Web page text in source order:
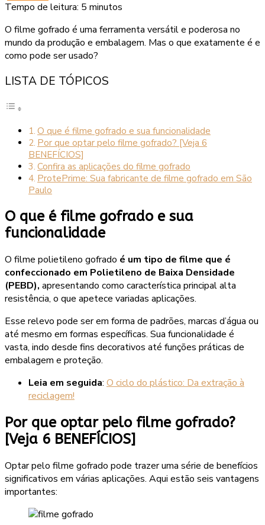
Tempo de leitura: 5 minutos
O filme gofrado é uma ferramenta versátil e poderosa no
mundo da produção e embalagem. Mas o que exatamente é e
como pode ser usado?
LISTA DE TÓPICOS
O que é filme gofrado e sua funcionalidade
Por que optar pelo filme gofrado? [Veja 6
BENEFÍCIOS]
Confira as aplicações do filme gofrado
ProtePrime: Sua fabricante de filme gofrado em São
Paulo
O que é filme gofrado e sua
funcionalidade
O filme polietileno gofrado é um tipo de filme que é
confeccionado em Polietileno de Baixa Densidade
(PEBD), apresentando como característica principal alta
resistência, o que apetece variadas aplicações.
Esse relevo pode ser em forma de padrões, marcas d’água ou
até mesmo em formas específicas. Sua funcionalidade é
vasta, indo desde fins decorativos até funções práticas de
embalagem e proteção.
Leia em seguida: O ciclo do plástico: Da extração à
reciclagem!
Por que optar pelo filme gofrado?
[Veja 6 BENEFÍCIOS]
Optar pelo filme gofrado pode trazer uma série de benefícios
significativos em várias aplicações. Aqui estão seis vantagens
importantes: